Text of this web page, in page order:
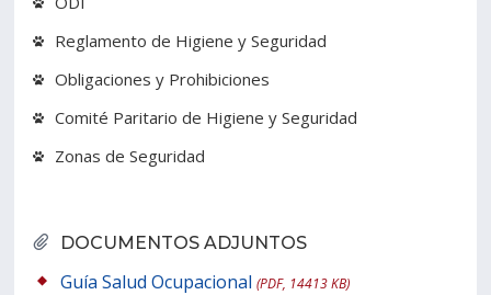
DOCUMENTOS ADJUNTOS
Guía Salud Ocupacional(PDF, 14413 KB)
Reglamento de Higiene y Seguridad
Obligaciones y Prohibiciones
Comité Paritario de Higiene y Seguridad
Zonas de Seguridad